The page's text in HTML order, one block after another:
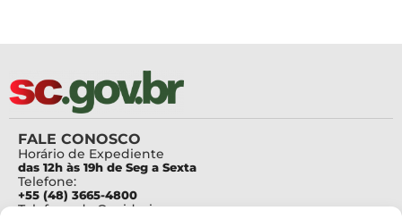
FALE CONOSCO
Horário de Expediente
das 12h às 19h de Seg a Sexta
Telefone:
+55 (48) 3665-4800
Telefone da Ouvidoria